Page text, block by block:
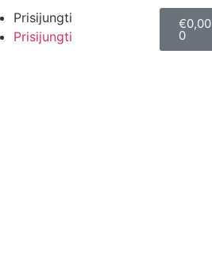
Prisijungti
Prisijungti
€0,00
0